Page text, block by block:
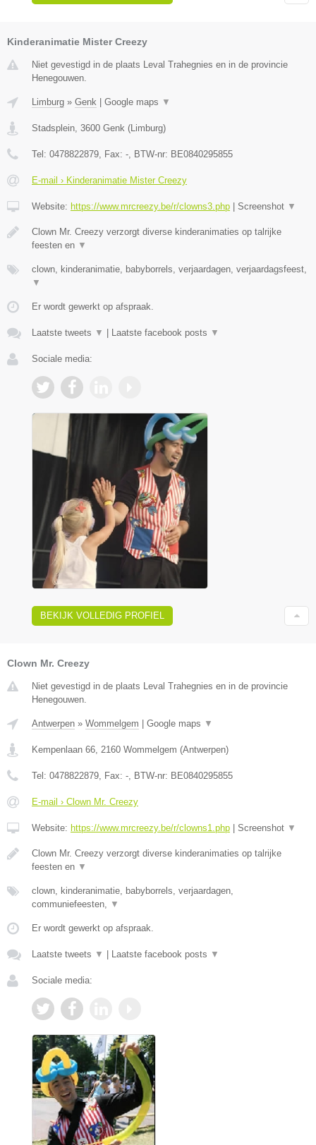
Kinderanimatie Mister Creezy
Niet gevestigd in de plaats Leval Trahegnies en in de provincie
Henegouwen.
Limburg » Genk Google maps ▼
Stadsplein, 3600 Genk (Limburg)
Tel: 0478822879, Fax: -, BTW-nr: BE0840295855
E-mail › Kinderanimatie Mister Creezy
Website: https://www.mrcreezy.be/r/clowns3.php Screenshot ▼
Clown Mr. Creezy verzorgt diverse kinderanimaties op talrijke
feesten en ▼
clown, kinderanimatie, babyborrels, verjaardagen, verjaardagsfeest,
▼
Er wordt gewerkt op afspraak.
Laatste tweets ▼ Laatste facebook posts ▼
Sociale media:
BEKIJK VOLLEDIG PROFIEL
Clown Mr. Creezy
Niet gevestigd in de plaats Leval Trahegnies en in de provincie
Henegouwen.
Antwerpen » Wommelgem Google maps ▼
Kempenlaan 66, 2160 Wommelgem (Antwerpen)
Tel: 0478822879, Fax: -, BTW-nr: BE0840295855
E-mail › Clown Mr. Creezy
Website: https://www.mrcreezy.be/r/clowns1.php Screenshot ▼
Clown Mr. Creezy verzorgt diverse kinderanimaties op talrijke
feesten en ▼
clown, kinderanimatie, babyborrels, verjaardagen,
communiefeesten, ▼
Er wordt gewerkt op afspraak.
Laatste tweets ▼ Laatste facebook posts ▼
Sociale media: